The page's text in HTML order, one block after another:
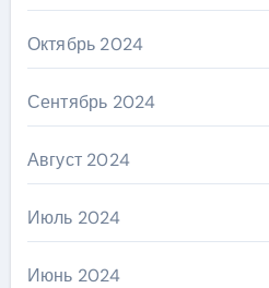
Октябрь 2024
Сентябрь 2024
Август 2024
Июль 2024
Июнь 2024